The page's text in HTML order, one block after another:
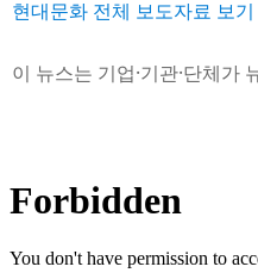
현대문화 전체 보도자료 보
이 뉴스는 기업·기관·단체